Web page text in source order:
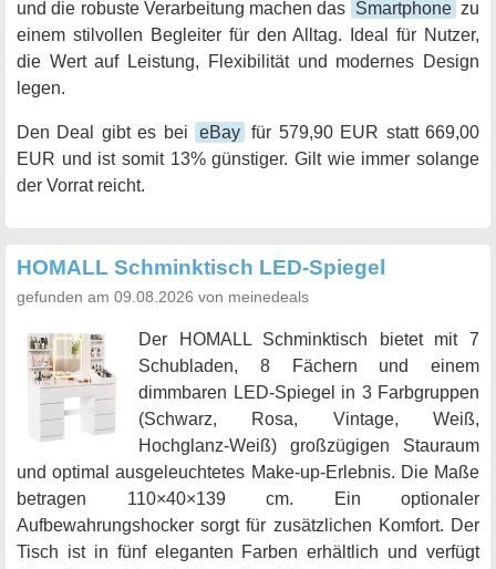
und die robuste Verarbeitung machen das Smartphone zu
einem stilvollen Begleiter für den Alltag. Ideal für Nutzer,
die Wert auf Leistung, Flexibilität und modernes Design
legen.
Den Deal gibt es bei eBay für 579,90 EUR statt 669,00
EUR und ist somit 13% günstiger. Gilt wie immer solange
der Vorrat reicht.
HOMALL Schminktisch LED-Spiegel
gefunden am 09.08.2026 von meinedeals
Der HOMALL Schminktisch bietet mit 7
Schubladen, 8 Fächern und einem
dimmbaren LED-Spiegel in 3 Farbgruppen
(Schwarz, Rosa, Vintage, Weiß,
Hochglanz-Weiß) großzügigen Stauraum
und optimal ausgeleuchtetes Make-up-Erlebnis. Die Maße
betragen 110×40×139 cm. Ein optionaler
Aufbewahrungshocker sorgt für zusätzlichen Komfort. Der
Tisch ist in fünf eleganten Farben erhältlich und verfügt